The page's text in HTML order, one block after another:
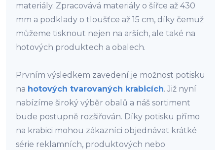
materiály. Zpracovává materiály o šířce až 430
mm a podklady o tloušťce až 15 cm, díky čemuž
můžeme tisknout nejen na arších, ale také na
hotových produktech a obalech.
Prvním výsledkem zavedení je možnost potisku
na hotových tvarovaných krabicích. Již nyní
nabízíme široký výběr obalů a náš sortiment
bude postupně rozšiřován. Díky potisku přímo
na krabici mohou zákazníci objednávat krátké
série reklamních, produktových nebo